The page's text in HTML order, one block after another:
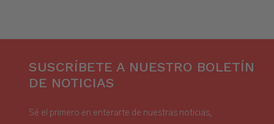
SUSCRÍBETE A NUESTRO BOLETÍN
DE NOTICIAS
Sé el primero en enterarte de nuestras noticias,